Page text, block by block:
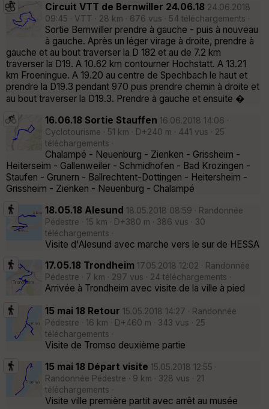
Circuit VTT de Bernwiller 24.06.18 24.06.2018
09:45 · VTT · 28 km · 676 vus · 54 téléchargements ·
Sortie Bernwiller prendre à gauche - puis à nouveau
à gauche. Après un léger virage à droite, prendre à
gauche et au bout traverser la D 182 et au de 7.2 km
traverser la D19. A 10.62 km contourner Hochstatt. A 13.21
km Froeningue. A 19.20 au centre de Spechbach le haut et
prendre la D19.3 pendant 970 puis prendre chemin à droite et
au bout traverser la D19.3. Prendre à gauche et ensuite �
16.06.18 Sortie Stauffen 16.06.2018 14:06 ·
Cyclotourisme · 51 km · D+240 m · 441 vus · 25
téléchargements ·
Chalampé - Neuenburg - Zienken - Grissheim -
Heiterseim - Gallenweiler - Schmidhofen - Bad Krozingen -
Staufen - Grunern - Ballrechtent-Dottingen - Heitersheim -
Grissheim - Zienken - Neuenburg - Chalampé
18.05.18 Alesund 18.05.2018 08:59 · Randonnée
Pédestre · 15 km · D+380 m · 386 vus · 30
téléchargements ·
Visite d'Alesund avec marche vers le sur de HESSA
17.05.18 Trondheim 17.05.2018 12:02 · Randonnée
Pédestre · 7 km · 297 vus · 24 téléchargements ·
Arrivée à Trondheim avec visite de la ville à pied
15 mai 18 Retour 15.05.2018 14:27 · Randonnée
Pédestre · 16 km · D+460 m · 343 vus · 25
téléchargements ·
Visite de Tromso deuxième partie
15 mai 18 Départ visite 15.05.2018 12:55 ·
Randonnée Pédestre · 9 km · 328 vus · 21
téléchargements ·
Visite ville première partit avec arrêt au musée